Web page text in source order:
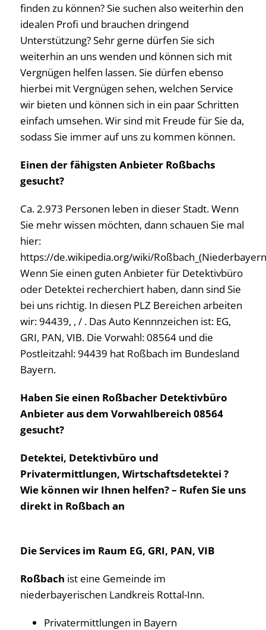
finden zu können? Sie suchen also weiterhin den
idealen Profi und brauchen dringend
Unterstützung? Sehr gerne dürfen Sie sich
weiterhin an uns wenden und können sich mit
Vergnügen helfen lassen. Sie dürfen ebenso
hierbei mit Vergnügen sehen, welchen Service
wir bieten und können sich in ein paar Schritten
einfach umsehen. Wir sind mit Freude für Sie da,
sodass Sie immer auf uns zu kommen können.
Einen der fähigsten Anbieter Roßbachs
gesucht?
Ca. 2.973 Personen leben in dieser Stadt. Wenn
Sie mehr wissen möchten, dann schauen Sie mal
hier:
https://de.wikipedia.org/wiki/
Wenn Sie einen guten Anbieter für Detektivbüro
oder Detektei recherchiert haben, dann sind Sie
bei uns richtig. In diesen PLZ Bereichen arbeiten
wir: 94439, , / . Das Auto Kennnzeichen ist: EG,
GRI, PAN, VIB. Die Vorwahl: 08564 und die
Postleitzahl: 94439 hat Roßbach im Bundesland
Bayern.
Haben Sie einen Roßbacher Detektivbüro
Anbieter aus dem Vorwahlbereich 08564
gesucht?
Detektei, Detektivbüro und
Privatermittlungen, Wirtschaftsdetektei ?
Wie können wir Ihnen helfen? – Rufen Sie uns
direkt in Roßbach an
Die Services im Raum EG, GRI, PAN, VIB
Roßbach ist eine Gemeinde im
niederbayerischen Landkreis Rottal-Inn.
Privatermittlungen in Bayern